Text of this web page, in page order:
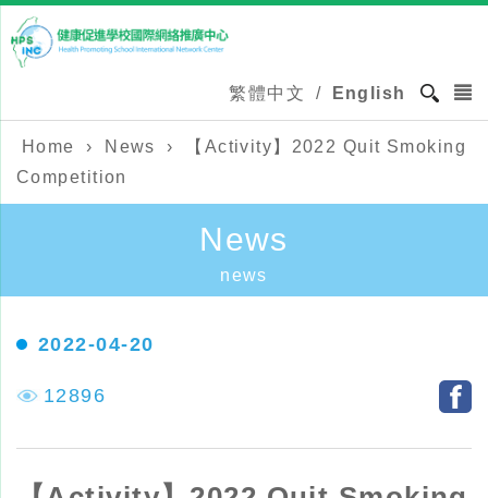
繁體中文 / English
Home › News ›
【Activity】2022 Quit Smoking
Competition
News
news
12896
2022-04-20